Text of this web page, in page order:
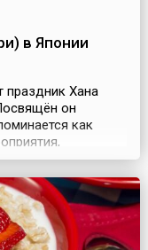
в Японии
праздник Хана
он
как
одной из
в начале нашей
второй половине
проводящиеся в